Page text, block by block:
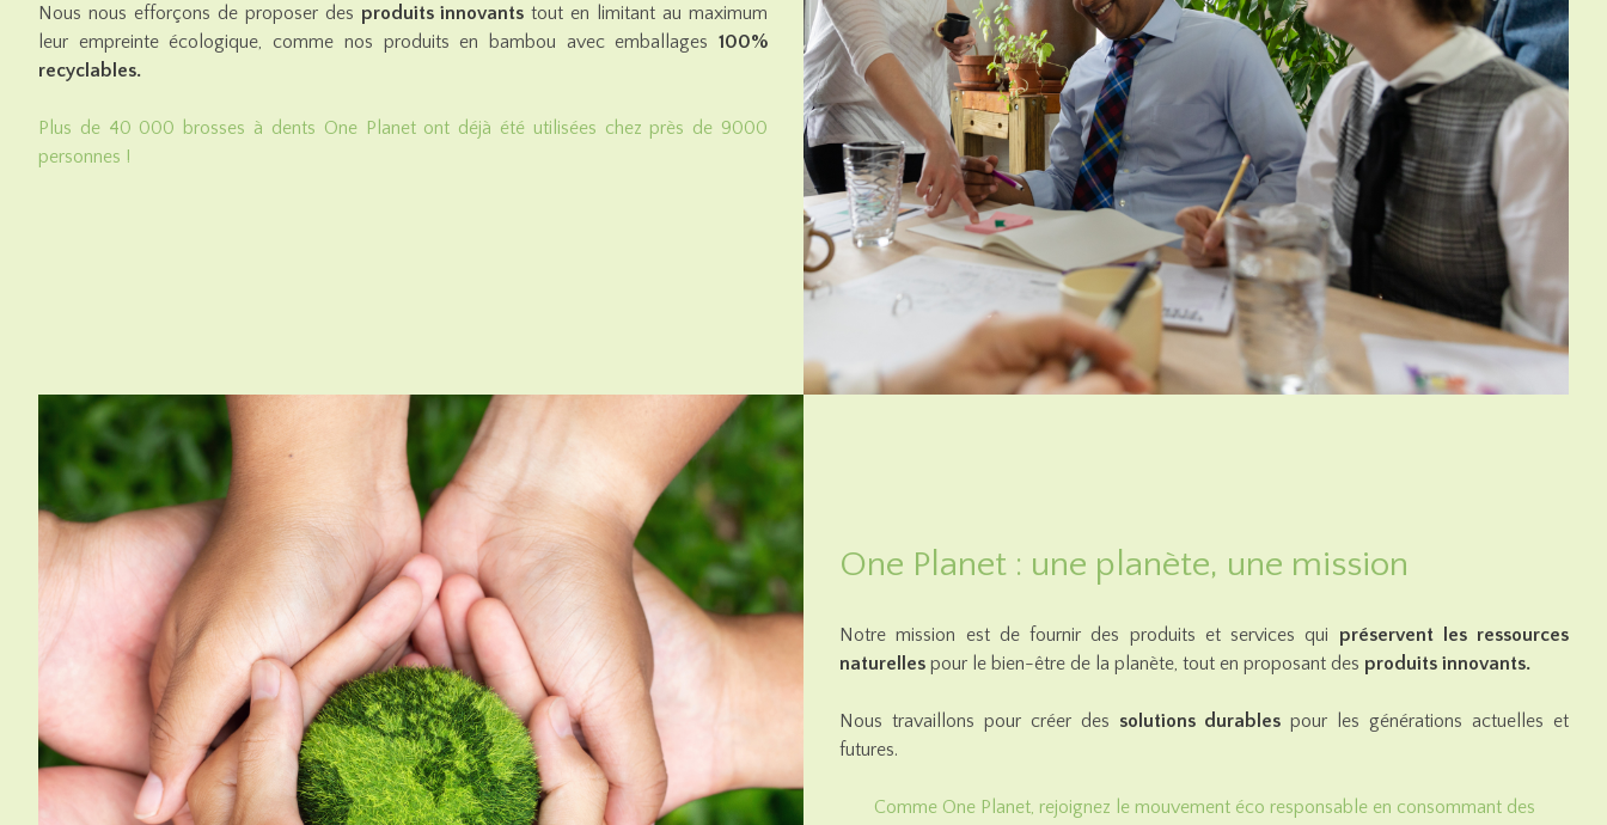
Nous nous efforçons de proposer des produits innovants tout en limitant au maximum
leur empreinte écologique, comme nos produits en bambou avec emballages 100%
recyclables.
Plus de 40 000 brosses à dents One Planet ont déjà été utilisées chez près de 9000
personnes !
One Planet : une planète, une mission
Notre mission est de fournir des produits et services qui préservent les ressources
naturelles pour le bien-être de la planète, tout en proposant des produits innovants.
Nous travaillons pour créer des solutions durables pour les générations actuelles et
futures.
Comme One Planet, rejoignez le mouvement éco responsable en consommant des